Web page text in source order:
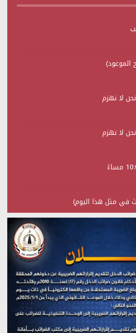
الموعود)
لا نهزم
لا نهزم
في مثل هذا اليوم)
الوهم)
حول جرائم تحالف العدوان